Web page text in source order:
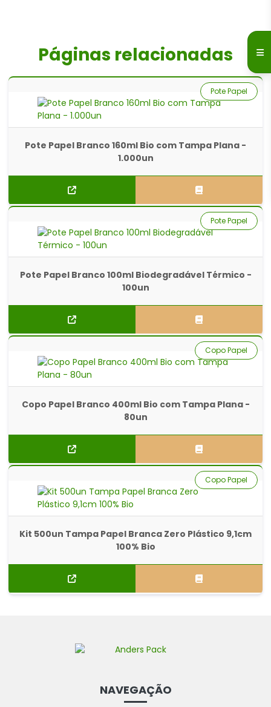
Páginas relacionadas
Pote Papel Branco 160ml Bio com Tampa Plana -
1.000un
Pote Papel
Pote Papel Branco 100ml Biodegradável Térmico -
100un
Pote Papel
Copo Papel Branco 400ml Bio com Tampa Plana -
80un
Copo Papel
Kit 500un Tampa Papel Branca Zero Plástico 9,1cm
100% Bio
Copo Papel
NAVEGAÇÃO